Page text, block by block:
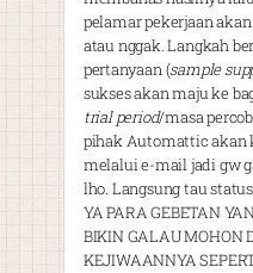
pelamar pekerjaan
atau nggak. Langkah
pertanyaan (sample
sukses akan maju ke
trial period/masa
pihak Automattic akan
melalui e-mail jadi gw
lho. Langsung tau
YA PARA GEBETAN
BIKIN GALAU MOHON
KEJIWAANNYA